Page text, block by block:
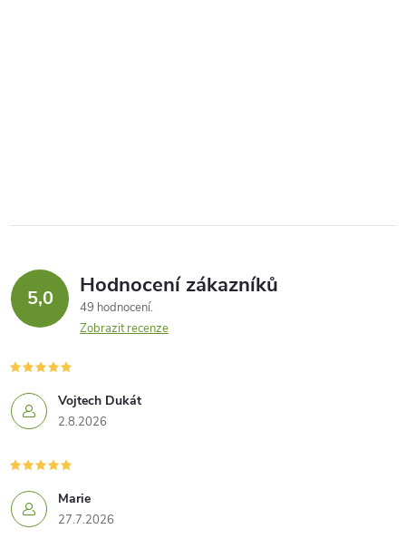
5,0 Hodnocení zákazníků
49 hodnocení
Zobrazit recenze
Vojtech Dukát
2.8.2026
Marie
27.7.2026